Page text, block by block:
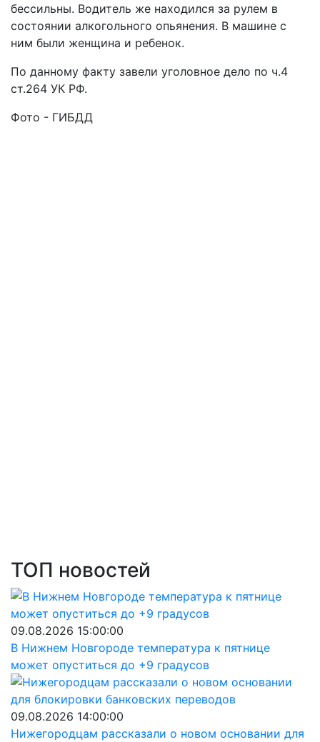
бессильны. Водитель же находился за рулем в
состоянии алкогольного опьянения. В машине с
ним были женщина и ребенок.
По данному факту завели уголовное дело по ч.4
ст.264 УК РФ.
Фото - ГИБДД
ТОП новостей
09.08.2026 15:00:00
В Нижнем Новгороде температура к пятнице
может опуститься до +9 градусов
09.08.2026 14:00:00
Нижегородцам рассказали о новом основании для